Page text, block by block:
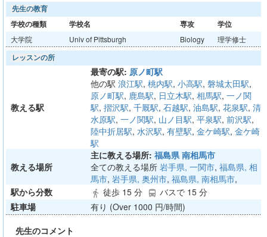
先生の教育
学校の種類 学校名 専攻 学位
大学院 Univ of Pittsburgh Biology 理学修士
レッスンの所
教える駅
最寄の駅: 原ノ町駅
他の駅 浪江駅, 桃内駅, 小高駅, 磐城太田駅,
原ノ町駅, 鹿島駅, 日立木駅, 相馬駅, 一ノ関
駅, 摺沢駅, 千厩駅, 石越駅, 油島駅, 花泉駅, 清
水原駅, 一ノ関駅, 山ノ目駅, 平泉駅, 前沢駅,
陸中折居駅, 水沢駅, 有壁駅, 金ケ崎駅, 金ケ崎
駅
教える場所
主に教える場所: 福島県 南相馬市
全ての教える場所 岩手県, 一関市, 福島県, 相
馬市, 岩手県, 奥州市, 福島県, 南相馬市,
駅から分数
directions_walk 徒歩 15 分 directions_bus バスで 15 分
駐車場
有り (Over 1000 円/時間)
先生のコメント